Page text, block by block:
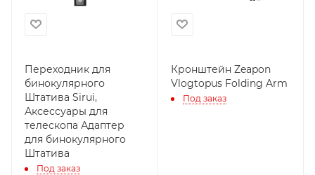
Переходник для
бинокулярного
Штатива Sirui,
Аксессуары для
телескопа Адаптер
для бинокулярного
Штатива
Под заказ
Кронштейн Zeapon
Vlogtopus Folding Arm
Под заказ